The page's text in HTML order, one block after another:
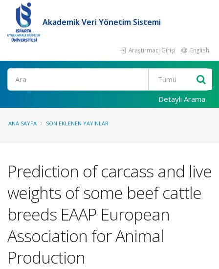
Akademik Veri Yönetim Sistemi
Araştırmacı Girişi English
Ara
Detaylı Arama
ANA SAYFA SON EKLENEN YAYINLAR
Prediction of carcass and live
weights of some beef cattle
breeds EAAP European
Association for Animal
Production